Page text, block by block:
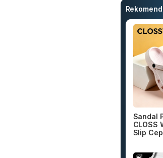
Sandal
CLOSS
Slip